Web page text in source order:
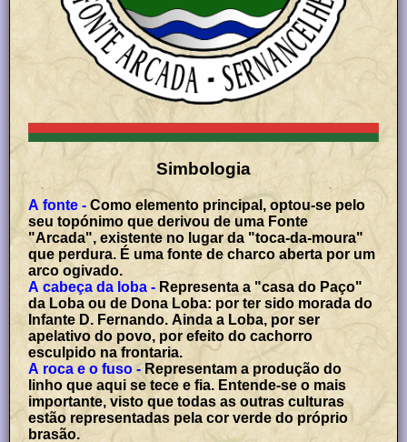
Simbologia
A fonte - Como elemento principal, optou-se pelo
seu topónimo que derivou de uma Fonte
"Arcada", existente no lugar da "toca-da-moura"
que perdura. É uma fonte de charco aberta por um
arco ogivado.
A cabeça da loba - Representa a "casa do Paço"
da Loba ou de Dona Loba: por ter sido morada do
Infante D. Fernando. Ainda a Loba, por ser
apelativo do povo, por efeito do cachorro
esculpido na frontaria.
A roca e o fuso -Representam a produção do
linho que aqui se tece e fia. Entende-se o mais
importante, visto que todas as outras culturas
estão representadas pela cor verde do próprio
brasão.